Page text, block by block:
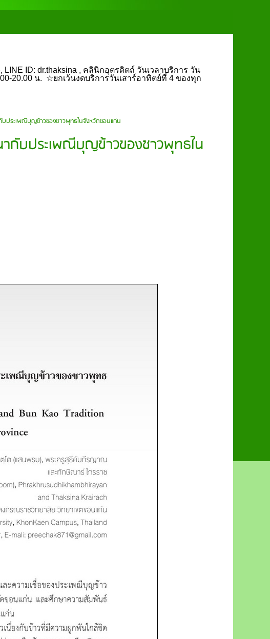
ID: dr.thaksina , คลินิกอุตรดิตถ์ วันเวลาบริการ วัน
20.00 น. ☆ยกเว้นงดบริการวันเสาร์อาทิตย์ที่ 4 ของทุก
ประเพณีบุญข้าวของชาวพุทธในจังหวัดขอนแก่น
กับประเพณีบุญข้าวของชาวพุทธใน